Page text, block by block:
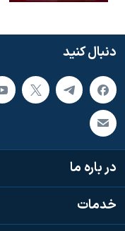
دنبال کنید
در باره ما
خدمات